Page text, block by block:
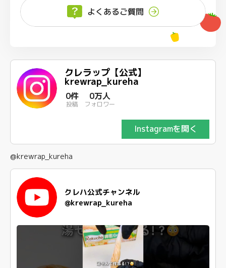
よくあるご質問
クレラップ【公式】
krewrap_kureha
0件
投稿
0万人
フォロワー
Instagramを開く
@krewrap_kureha
クレハ公式チャンネル
@krewrap_kureha